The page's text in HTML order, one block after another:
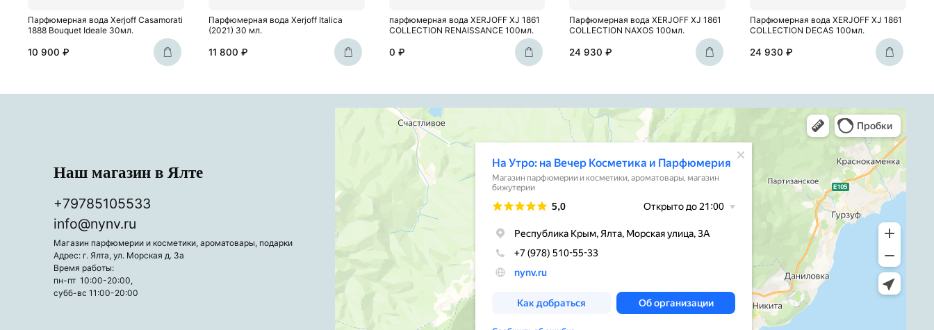
Парфюмерная вода Xerjoff Casamorati
1888 Bouquet Ideale 30мл.
10 900 ₽
Парфюмерная вода Xerjoff Italica
(2021) 30 мл.
11 800 ₽
парфюмерная вода XERJOFF XJ 1861
COLLECTION RENAISSANCE 100мл.
0 ₽
Парфюмерная вода XERJOFF XJ 1861
COLLECTION NAXOS 100мл.
24 930 ₽
Парфюмерная вода XERJOFF XJ 1861
COLLECTION DECAS 100мл.
24 930 ₽
Наш магазин в Ялте
+79785105533
info@nynv.ru
Магазин парфюмерии и косметики, ароматовары, подарки
Адрес: г. Ялта, ул. Морская д. 3а
Время работы:
пн-пт 10:00-20:00,
субб-вс 11:00-20:00